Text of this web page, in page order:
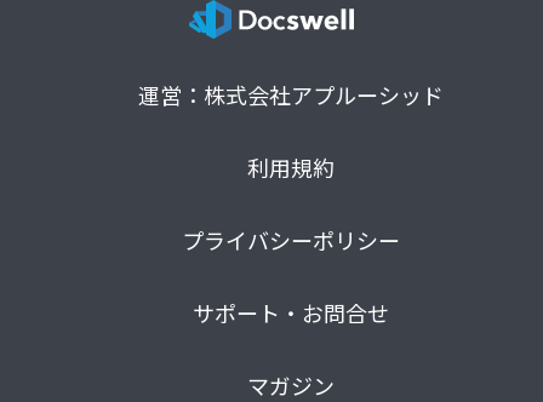
運営：株式会社アプルーシッド
利用規約
プライバシーポリシー
サポート・お問合せ
マガジン